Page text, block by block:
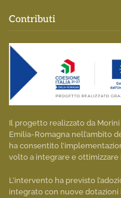
Contributi
Il progetto realizzato da
Emilia-Romagna nell’ambito
ha consentito
volto a integrare e ottimizzare
L’intervento ha previsto
integrato con nuove dotazioni